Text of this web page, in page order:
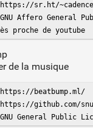
sr.ht/
Affero General
proche de youtube
de la musique
beatbump.ml/
github.com/
General Public